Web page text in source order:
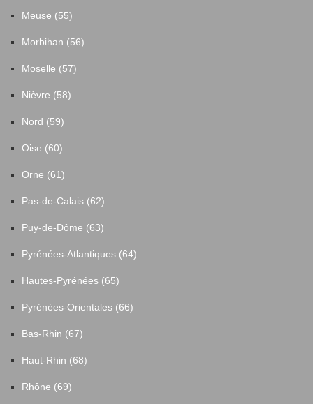
Meuse (55)
Morbihan (56)
Moselle (57)
Nièvre (58)
Nord (59)
Oise (60)
Orne (61)
Pas-de-Calais (62)
Puy-de-Dôme (63)
Pyrénées-Atlantiques (64)
Hautes-Pyrénées (65)
Pyrénées-Orientales (66)
Bas-Rhin (67)
Haut-Rhin (68)
Rhône (69)